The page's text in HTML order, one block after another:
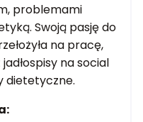
problemami
Swoją pasję do
na pracę,
na social
dietetyczne.